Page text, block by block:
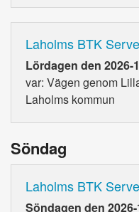
Laholms BTK
Lördagen den 2026-
var: Vägen genom
Laholms kommun
Söndag
Laholms BTK
Söndagen den